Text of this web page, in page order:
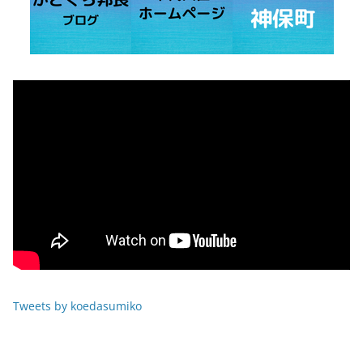
Tweets by koedasumiko